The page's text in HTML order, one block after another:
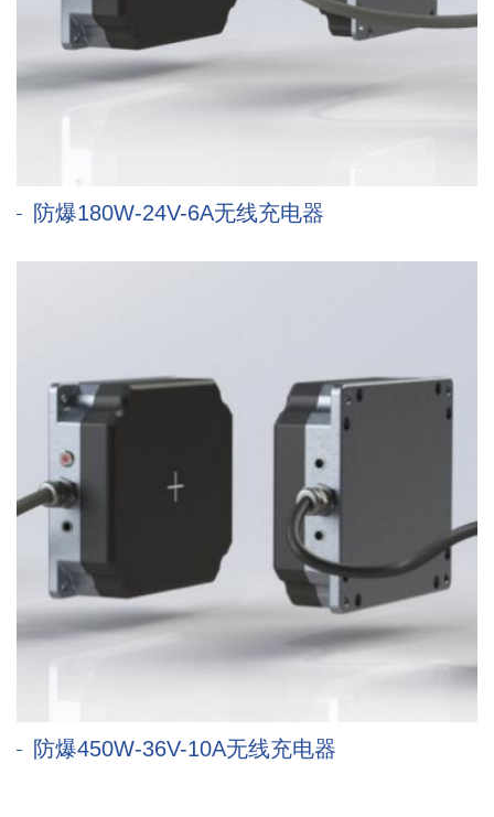
防爆180W-24V-6A无线充电器
防爆450W-36V-10A无线充电器